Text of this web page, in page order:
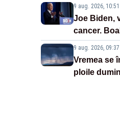
9 aug. 2026, 10:51
Joe Biden,
cancer.
9 aug. 2026, 09:37
Vremea se
ploile